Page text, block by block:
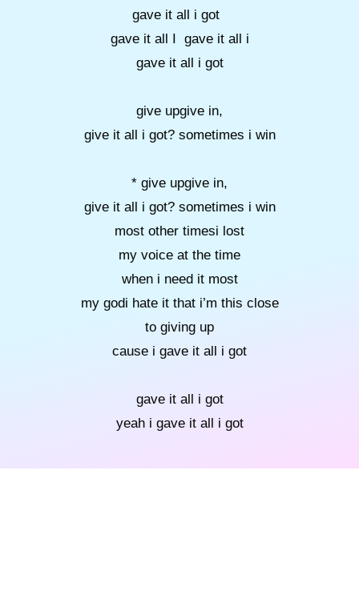
gave it all i got
gave it all I gave it all i
gave it all i got
give upgive in,
give it all i got? sometimes i win
* give upgive in,
give it all i got? sometimes i win
most other timesi lost
my voice at the time
when i need it most
my godi hate it that i’m this close
to giving up
cause i gave it all i got
gave it all i got
yeah i gave it all i got